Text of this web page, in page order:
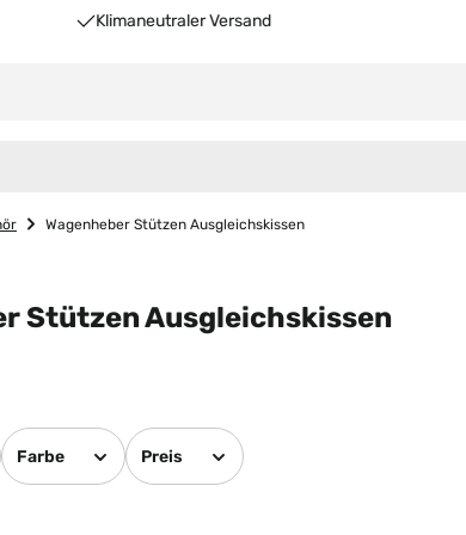
Klimaneutraler Versand
Wagenheber Stützen Ausgleichskissen
Stützen Ausgleichskissen
Farbe Preis